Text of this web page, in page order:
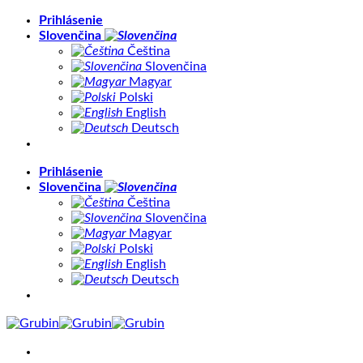
Skip
Prihlásenie
Slovenčina
Čeština
Slovenčina
Magyar
Polski
English
Deutsch
Prihlásenie
Slovenčina
Čeština
Slovenčina
Magyar
Polski
English
Deutsch